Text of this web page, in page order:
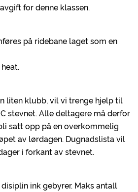
for denne klassen.
på ridebane laget som en
liten klubb, vil vi trenge hjelp til
stevnet. Alle deltagere må derfor
satt opp på en overkommelig
av lørdagen. Dugnadslista vil
i forkant av stevnet.
ink gebyrer. Maks antall